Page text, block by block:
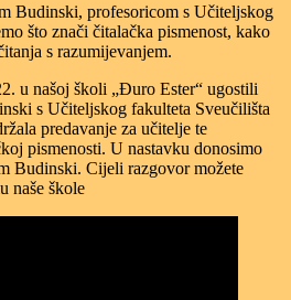
Budinski, profesoricom s Učiteljskog
što znači čitalačka pismenost, kako
s razumijevanjem.
u našoj školi „Đuro Ester“ ugostili
s Učiteljskog fakulteta Sveučilišta
predavanje za učitelje te
pismenosti. U nastavku donosimo
Budinski. Cijeli razgovor možete
naše škole